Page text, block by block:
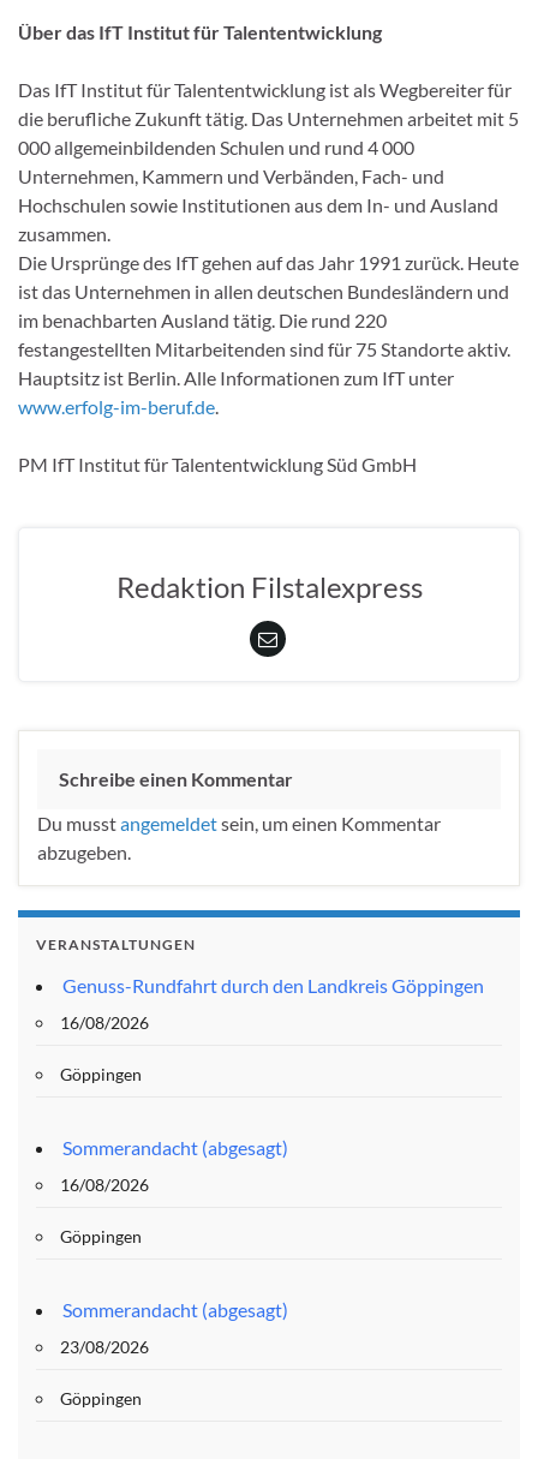
Über das IfT Institut für Talententwicklung
Das IfT Institut für Talententwicklung ist als Wegbereiter für
die berufliche Zukunft tätig. Das Unternehmen arbeitet mit 5
000 allgemeinbildenden Schulen und rund 4 000
Unternehmen, Kammern und Verbänden, Fach- und
Hochschulen sowie Institutionen aus dem In- und Ausland
zusammen.
Die Ursprünge des IfT gehen auf das Jahr 1991 zurück. Heute
ist das Unternehmen in allen deutschen Bundesländern und
im benachbarten Ausland tätig. Die rund 220
festangestellten Mitarbeitenden sind für 75 Standorte aktiv.
Hauptsitz ist Berlin. Alle Informationen zum IfT unter
www.erfolg-im-beruf.de.
PM IfT Institut für Talententwicklung Süd GmbH
Redaktion Filstalexpress
Schreibe einen Kommentar
Du musstangemeldetsein, um einen Kommentar
abzugeben.
VERANSTALTUNGEN
Genuss-Rundfahrt durch den Landkreis Göppingen
16/08/2026
Göppingen
Sommerandacht (abgesagt)
16/08/2026
Göppingen
Sommerandacht (abgesagt)
23/08/2026
Göppingen